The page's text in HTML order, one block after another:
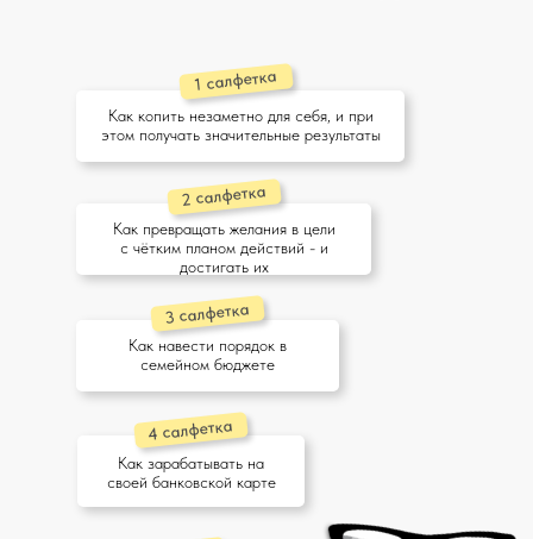
Как копить незаметно для себя, и при
этом получать значительные результаты
1 салфетка
Как превращать желания в цели
с чётким планом действий - и
достигать их
2 салфетка
Как зарабатывать на
своей банковской карте
4 салфетка
Как навести порядок в
семейном бюджете
3 салфетка